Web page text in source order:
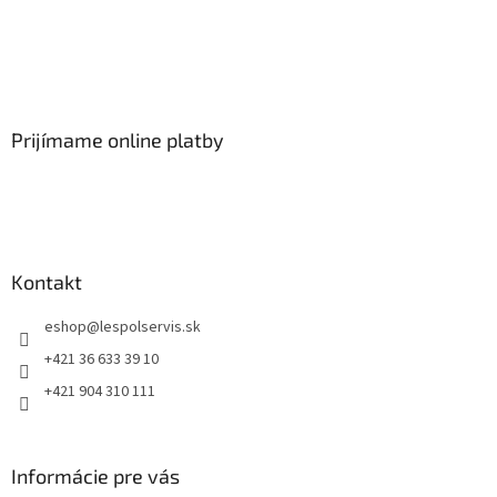
Prijímame online platby
Kontakt
eshop@lespolservis.sk
+421 36 633 39 10
+421 904 310 111
Informácie pre vás